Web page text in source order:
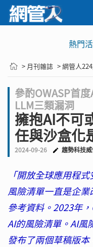
熱門
> 月刊雜誌 > 網管人
參酌OWASP首
LLM三類漏洞
擁抱AI不
任與沙盒化
2024-09-26 趨勢科技
「開放全球應用程
風險清單一直是企
參考資料。2023年
AI的風險清單。AI風
發布了兩個草稿版